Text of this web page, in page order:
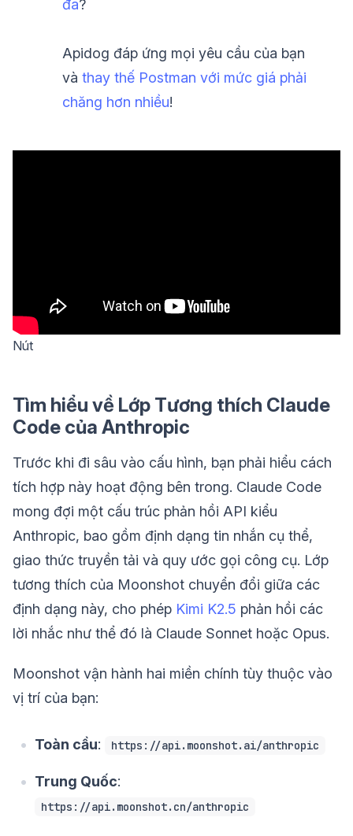
đa?
Apidog đáp ứng mọi yêu cầu của bạn
vàthay thế Postman với mức giá phải
chăng hơn nhiều!
Nút
Tìm hiểu về Lớp Tương thích Claude
Code của Anthropic
Trước khi đi sâu vào cấu hình, bạn phải hiểu cách
tích hợp này hoạt động bên trong. Claude Code
mong đợi một cấu trúc phản hồi API kiểu
Anthropic, bao gồm định dạng tin nhắn cụ thể,
giao thức truyền tải và quy ước gọi công cụ. Lớp
tương thích của Moonshot chuyển đổi giữa các
định dạng này, cho phép Kimi K2.5 phản hồi các
lời nhắc như thể đó là Claude Sonnet hoặc Opus.
Moonshot vận hành hai miền chính tùy thuộc vào
vị trí của bạn:
Toàn cầu: https://api.moonshot.ai/anthropic
Trung Quốc:
https://api.moonshot.cn/anthropic